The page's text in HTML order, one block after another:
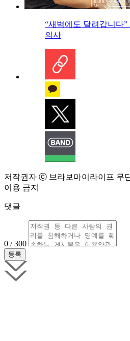
“새벽에도 달려갑니다
의사
저작권자 ⓒ 브라보마이라이프 무
이용 금지
댓글
0 / 300